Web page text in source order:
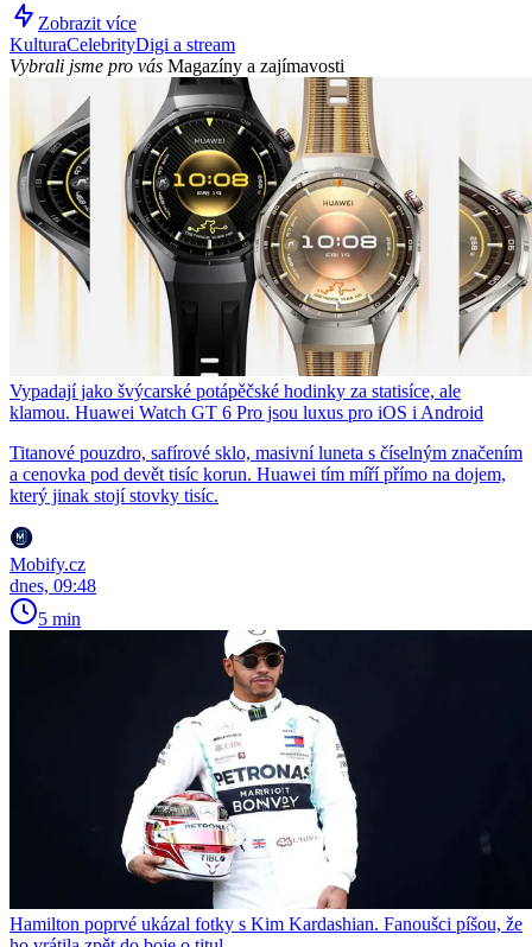
Zobrazit více
KulturaCelebrityDigi a stream
Vybrali jsme pro vás Magazíny a zajímavosti
Vypadají jako švýcarské potápěčské hodinky za statisíce, ale
klamou. Huawei Watch GT 6 Pro jsou luxus pro iOS i Android
Titanové pouzdro, safírové sklo, masivní luneta s číselným značením
a cenovka pod devět tisíc korun. Huawei tím míří přímo na dojem,
který jinak stojí stovky tisíc.
Mobify.cz
dnes, 09:48
5 min
Hamilton poprvé ukázal fotky s Kim Kardashian. Fanoušci píšou, že